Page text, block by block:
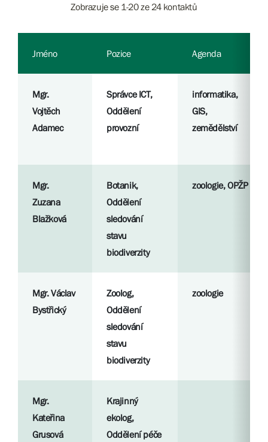
Zobrazuje se 1-20 ze 24 kontaktů
Jméno Pozice Agenda
Mgr.
Vojtěch
Adamec
Správce ICT,
Oddělení
provozní
informatika,
GIS,
zemědělství
Mgr.
Zuzana
Blažková
Botanik,
Oddělení
sledování
stavu
biodiverzity
zoologie, OPŽP
Mgr. Václav
Bystřický
Zoolog,
Oddělení
sledování
stavu
biodiverzity
zoologie
Mgr.
Kateřina
Grusová
Krajinný
ekolog,
Oddělení péče